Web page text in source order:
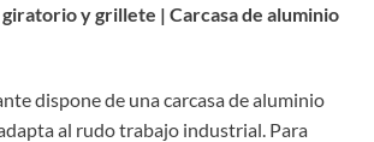
y grillete | Carcasa de aluminio
dispone de una carcasa de aluminio
al rudo trabajo industrial. Para